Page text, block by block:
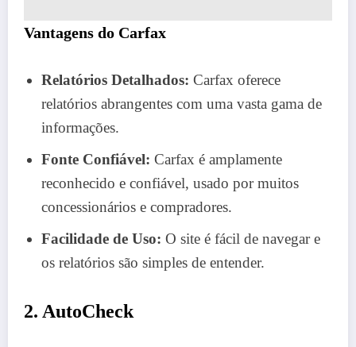
Vantagens do Carfax
Relatórios Detalhados: Carfax oferece
relatórios abrangentes com uma vasta gama de
informações.
Fonte Confiável: Carfax é amplamente
reconhecido e confiável, usado por muitos
concessionários e compradores.
Facilidade de Uso: O site é fácil de navegar e
os relatórios são simples de entender.
2. AutoCheck